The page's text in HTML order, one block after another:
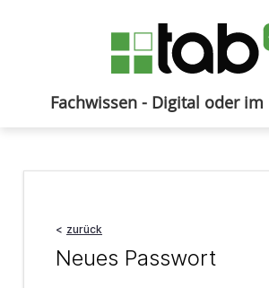
Fachwissen - Digital oder